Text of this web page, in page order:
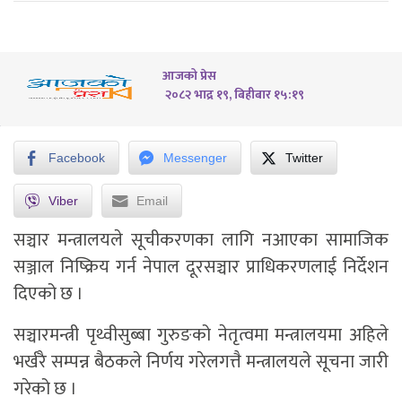
आजको प्रेस
२०८२ भाद्र १९, बिहीबार १५:१९
Facebook Messenger Twitter
Viber Email
सञ्चार मन्त्रालयले सूचीकरणका लागि नआएका सामाजिक
सञ्जाल निष्क्रिय गर्न नेपाल दूरसञ्चार प्राधिकरणलाई निर्देशन
दिएको छ ।
सञ्चारमन्त्री पृथ्वीसुब्बा गुरुङको नेतृत्वमा मन्त्रालयमा अहिले
भर्खरै सम्पन्न बैठकले निर्णय गरेलगत्तै मन्त्रालयले सूचना जारी
गरेको छ ।